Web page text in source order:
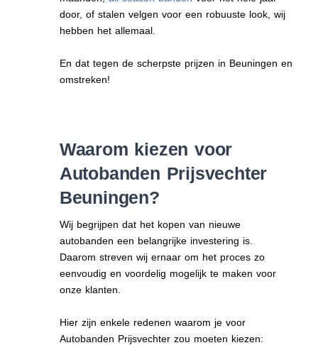
door, of stalen velgen voor een robuuste look, wij
hebben het allemaal.
En dat tegen de scherpste prijzen in Beuningen en
omstreken!
Waarom kiezen voor
Autobanden Prijsvechter
Beuningen?
Wij begrijpen dat het kopen van nieuwe
autobanden een belangrijke investering is.
Daarom streven wij ernaar om het proces zo
eenvoudig en voordelig mogelijk te maken voor
onze klanten.
Hier zijn enkele redenen waarom je voor
Autobanden Prijsvechter zou moeten kiezen: